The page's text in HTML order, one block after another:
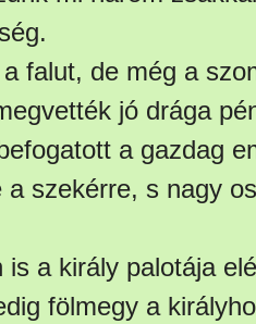
falut, de még a
jó drága
a gazdag
szekérre, s nagy
a király palotája
fölmegy a